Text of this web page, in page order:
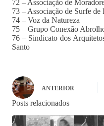
72 – Associação de
73 – Associação de Surfe de
74 – Voz da Natureza
75 – Grupo Conexão
76 – Sindicato dos
Santo
ANTERIOR
Posts relacionados